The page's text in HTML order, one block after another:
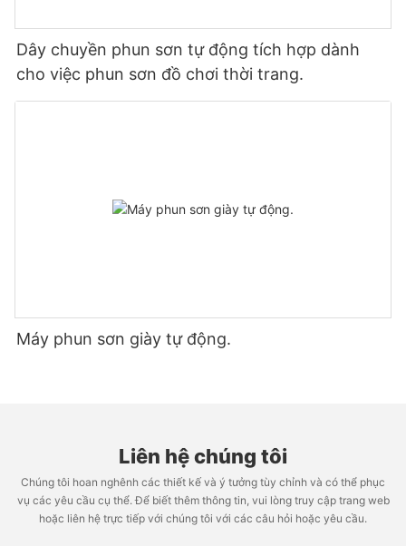
Dây chuyền phun sơn tự động tích hợp dành
cho việc phun sơn đồ chơi thời trang.
Máy phun sơn giày tự động.
Liên hệ chúng tôi
Chúng tôi hoan nghênh các thiết kế và ý tưởng tùy chỉnh và có thể phục
vụ các yêu cầu cụ thể. Để biết thêm thông tin, vui lòng truy cập trang web
hoặc liên hệ trực tiếp với chúng tôi với các câu hỏi hoặc yêu cầu.